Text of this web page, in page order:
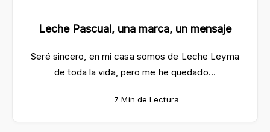
Leche Pascual, una marca, un mensaje
Seré sincero, en mi casa somos de Leche Leyma
de toda la vida, pero me he quedado…
7 Min de Lectura